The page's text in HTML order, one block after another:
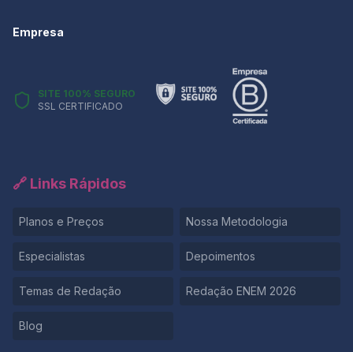
Empresa
SITE 100% SEGURO
SSL CERTIFICADO
🔗 Links Rápidos
Planos e Preços Nossa Metodologia
Especialistas Depoimentos
Temas de Redação Redação ENEM 2026
Blog